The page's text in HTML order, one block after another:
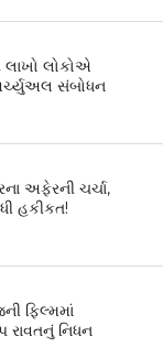
લોકોએ
સંબોધન
અફેરની ચર્ચા,
હકીકત!
ફિલ્મમાં
રાવતનું નિધન